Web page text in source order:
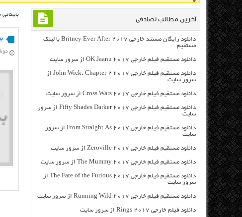
آخرین مطالب تصادفی
دانلود رایگان مسنتد خارجی Britney Ever After 2017 با لینک
مستقیم
دانلود مستقیم فیلم خارجی OK Jaanu 2017 از سرور سایت
دانلود مستقیم فیلم خارجی John Wick: Chapter 2 2017 از
سرور سایت
دانلود مستقیم فیلم خارجی Cross Wars 2017 از سرور سایت
دانلود مستقیم فیلم خارجی Fifty Shades Darker 2017 از سرور
سایت
دانلود مستقیم فیلم خارجی From Straight As 2017 از سرور
سایت
دانلود مستقیم فیلم خارجی Zeroville 2017 از سرور سایت
دانلود مستقیم فیلم خارجی The Mummy 2017 از سرور سایت
دانلود مستقیم فیلم خارجی The Fate of the Furious 2017 از
سرور سایت
دانلود مستقیم فیلم خارجی Running Wild 2017 از سرور سایت
دانلود فیلم خارجی Rings 2017 از سرور سایت